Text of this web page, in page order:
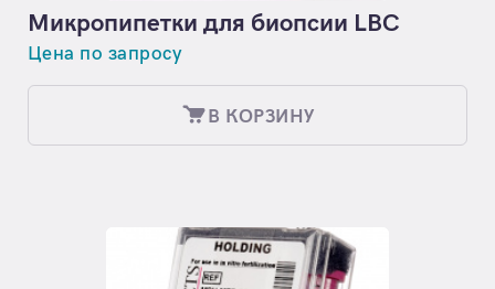
Микропипетки для биопсии LBC
Цена по запросу
В КОРЗИНУ